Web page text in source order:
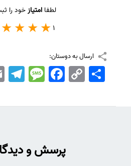
لطفاامتیازخود را
1
ارسال به دوستان:
MessageFacebook Copy
Link
اشتراک
پرسش و